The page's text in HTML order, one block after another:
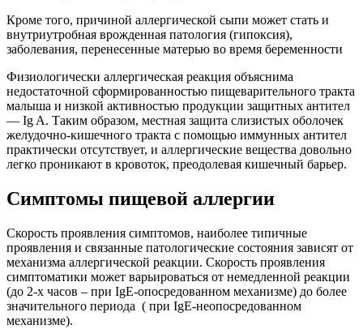
Кроме того, причиной аллергической сыпи может стать и
внутриутробная врожденная патология (гипоксия),
заболевания, перенесенные матерью во время беременности
Физиологически аллергическая реакция объяснима
недостаточной сформированностью пищеварительного тракта
малыша и низкой активностью продукции защитных антител
— Ig A. Таким образом, местная защита слизистых оболочек
желудочно-кишечного тракта с помощью иммунных антител
практически отсутствует, и аллергические вещества довольно
легко проникают в кровоток, преодолевая кишечный барьер.
Симптомы пищевой аллергии
Скорость проявления симптомов, наиболее типичные
проявления и связанные патологические состояния зависят от
механизма аллергической реакции. Скорость проявления
симптоматики может варьироваться от немедленной реакции
(до 2-х часов – при IgE-опосредованном механизме) до более
значительного периода ( при IgE-неопосредованном
механизме).